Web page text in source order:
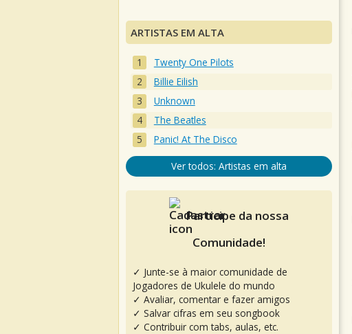
ARTISTAS EM ALTA
Twenty One Pilots
Billie Eilish
Unknown
The Beatles
Panic! At The Disco
Ver todos: Artistas em alta
Participe da nossa
Comunidade!
✓ Junte-se à maior comunidade de
Jogadores de Ukulele do mundo
✓ Avaliar, comentar e fazer amigos
✓ Salvar cifras em seu songbook
✓ Contribuir com tabs, aulas, etc.